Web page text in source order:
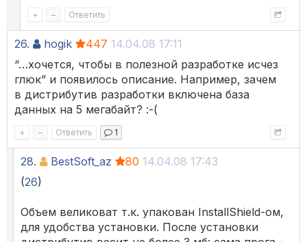
+ – Ответить
26. hogik 447 14.04.08 17:11
“…хочется, чтобы в полезной разработке исчез
глюк” и появилось описание. Например, зачем
в дистрибутив разработки включена база
данных на 5 мегабайт? :-(
+ – Ответить 1
28. BestSoft_az 80 14.04.08 17:43
(26)
Объем великоват т.к. упакован InstallShield-ом,
для удобства установки. После установки